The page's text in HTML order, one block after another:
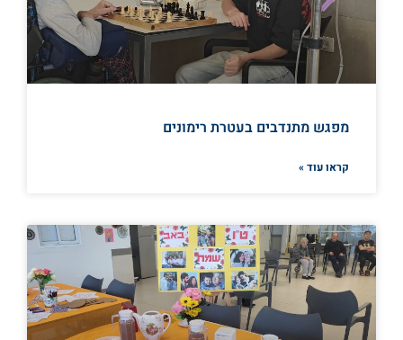
מפגש מתנדבים בעטרת רימונים
קראו עוד »